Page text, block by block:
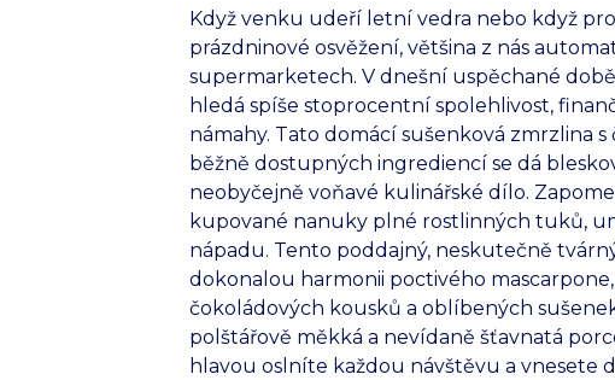
Když venku udeří letní vedra nebo když
prázdninové osvěžení, většina z nás
supermarketech. V dnešní uspěchané
hledá spíše stoprocentní spolehlivost,
námahy. Tato domácí sušenková zmrzlina
běžně dostupných ingrediencí se dá
neobyčejně voňavé kulinářské dílo.
kupované nanuky plné rostlinných tuků,
nápadu. Tento poddajný, neskutečně
dokonalou harmonii poctivého
čokoládových kousků a oblíbených
polštářově měkká a nevídaně šťavnatá
hlavou oslníte každou návštěvu a